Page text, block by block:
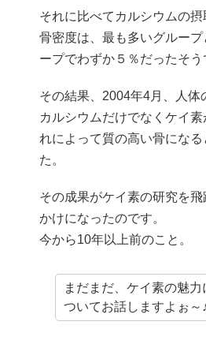
それに比べてカルシウムの
骨密度は、最も多いグルー
ープでわずか５％だったそう
その結果、2004年4月、人体
カルシウムだけでなくケイ
れによって質の高い骨にな
た。
その成果がケイ素の研究を
かけになったのです。
今から10年以上前のこと。
まだまだ、ケイ素の魅力
ついてお話しますよぉ～